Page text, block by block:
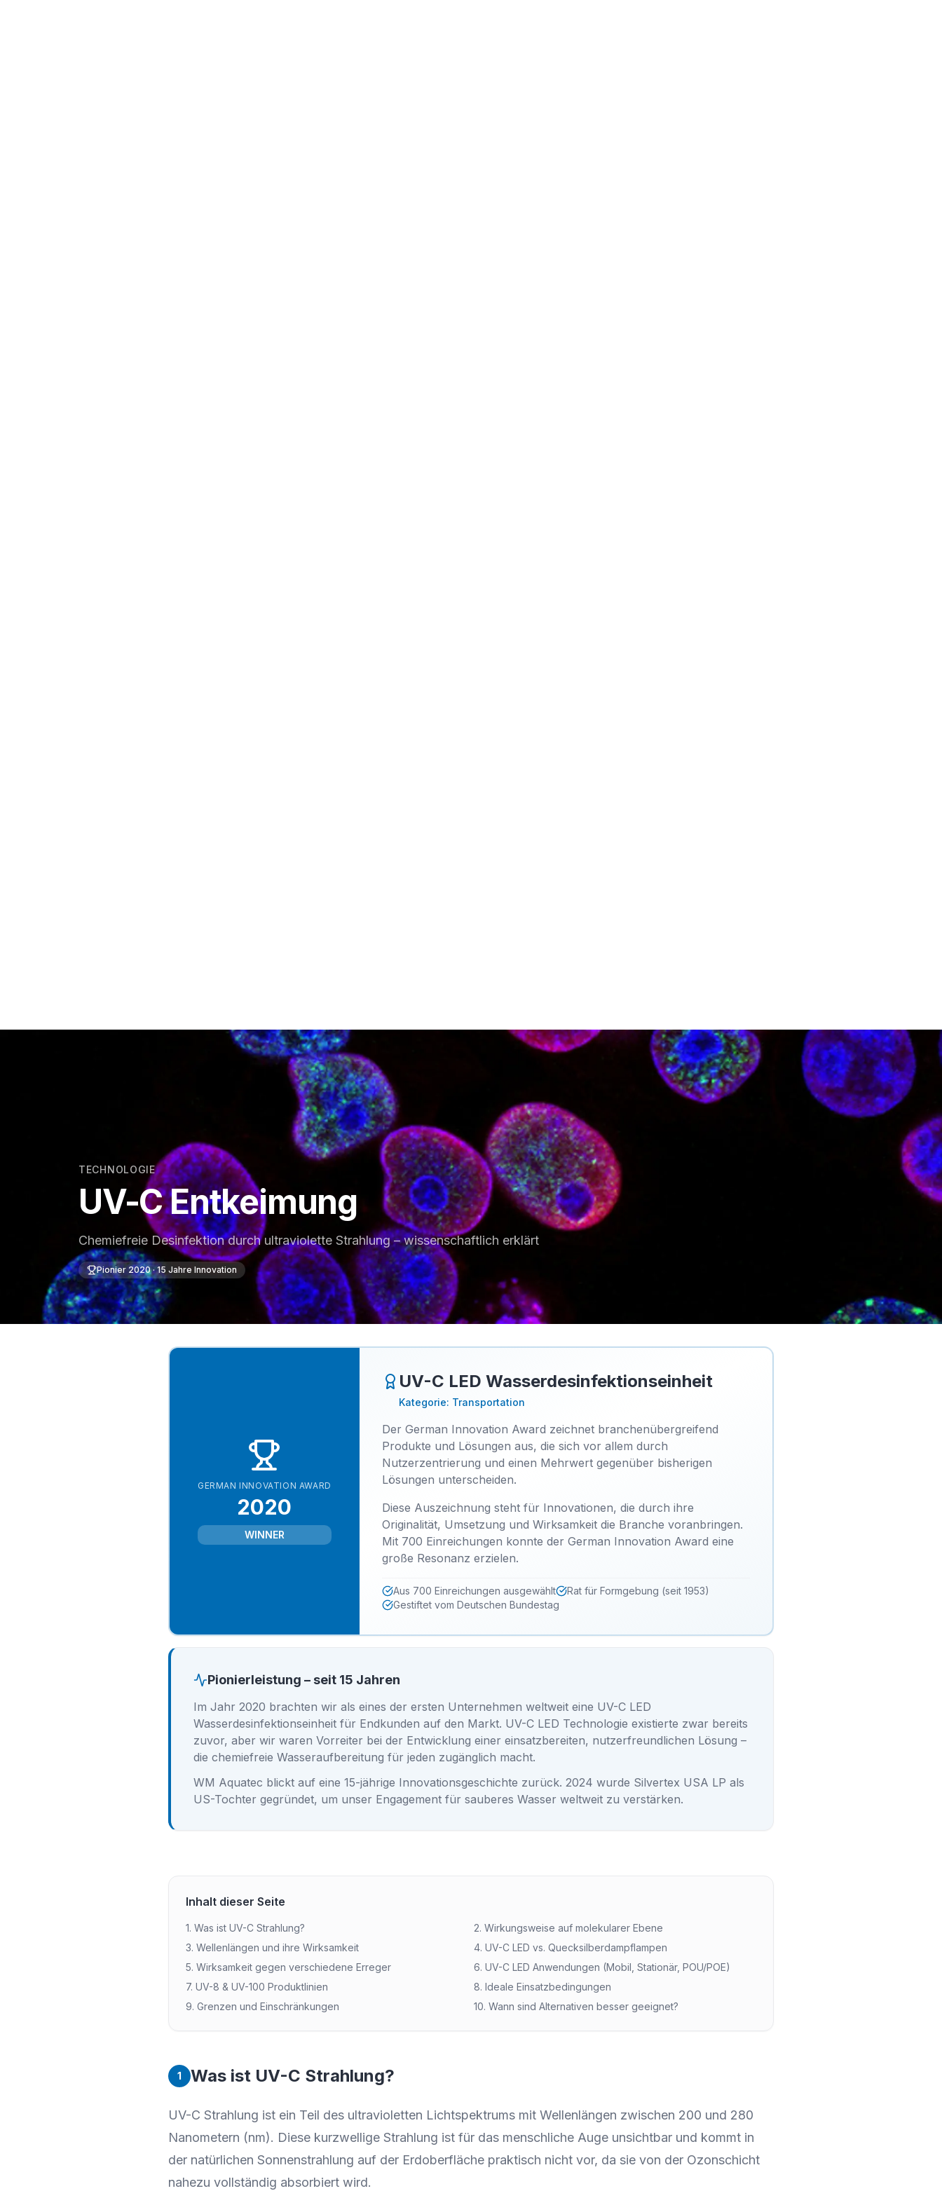
TECHNOLOGIE
UV-C Entkeimung
Chemiefreie Desinfektion durch ultraviolette Strahlung – wissenschaftlich erklärt
Pionier 2020 · 15 Jahre Innovation
GERMAN INNOVATION AWARD
2020
WINNER
UV-C LED Wasserdesinfektionseinheit
Kategorie: Transportation
Der German Innovation Award zeichnet branchenübergreifend
Produkte und Lösungen aus, die sich vor allem durch
Nutzerzentrierung und einen Mehrwert gegenüber bisherigen
Lösungen unterscheiden.
Diese Auszeichnung steht für Innovationen, die durch ihre
Originalität, Umsetzung und Wirksamkeit die Branche voranbringen.
Mit 700 Einreichungen konnte der German Innovation Award eine
große Resonanz erzielen.
Aus 700 Einreichungen ausgewählt
Rat für Formgebung (seit 1953)
Gestiftet vom Deutschen Bundestag
Pionierleistung – seit 15 Jahren
Im Jahr 2020 brachten wir als eines der ersten Unternehmen weltweit eine UV-C LED
Wasserdesinfektionseinheit für Endkunden auf den Markt. UV-C LED Technologie existierte zwar bereits
zuvor, aber wir waren Vorreiter bei der Entwicklung einer einsatzbereiten, nutzerfreundlichen Lösung –
die chemiefreie Wasseraufbereitung für jeden zugänglich macht.
WM Aquatec blickt auf eine 15-jährige Innovationsgeschichte zurück. 2024 wurde Silvertex USA LP als
US-Tochter gegründet, um unser Engagement für sauberes Wasser weltweit zu verstärken.
Inhalt dieser Seite
1. Was ist UV-C Strahlung?
2. Wirkungsweise auf molekularer Ebene
3. Wellenlängen und ihre Wirksamkeit
4. UV-C LED vs. Quecksilberdampflampen
5. Wirksamkeit gegen verschiedene Erreger
6. UV-C LED Anwendungen (Mobil, Stationär, POU/POE)
7. UV-8 & UV-100 Produktlinien
8. Ideale Einsatzbedingungen
9. Grenzen und Einschränkungen
10. Wann sind Alternativen besser geeignet?
1 Was ist UV-C Strahlung?
UV-C Strahlung ist ein Teil des ultravioletten Lichtspektrums mit Wellenlängen zwischen 200 und 280
Nanometern (nm). Diese kurzwellige Strahlung ist für das menschliche Auge unsichtbar und kommt in
der natürlichen Sonnenstrahlung auf der Erdoberfläche praktisch nicht vor, da sie von der Ozonschicht
nahezu vollständig absorbiert wird.